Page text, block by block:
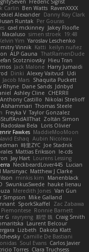
Frederic Sigrist
Carlin Ben Watts RavenXXXX
Alexander Danny Ray Clark
Runtak Per Gouras
cael mckinney Jakey Floofle
Macaluso simen stroek 19:48
Yim Yaroslav Leschenko
Vinnik Katti keilyn nuñez
ALP Gauna ThatRamenDude
Scotzniovsky Hieu Tran
Jack Malone Harry Jumaidi
Dinki Alexey Vaitvud
Udi
Jacob Mars Shaquita Puckett
Rhyne Dane Sands Jdnbyd
Ashley Cline CHERRII
Anthony Castillo Nikolai Strelioff
Thomas Steele
Freyka V Taylor Gonzalez
Zoltán Simon
Radosław Bela
Loris Olivier
Fawkes MaddieMooMoon
Eshaq Aubin Nicoleau
時里ZYC Joe Stadnik
Mattias Eriksson le-cds
Jay Hart Lourens Lessing
NeckbeardLover445 Lucian
Marsinyac Matthew J Clarke
minkis kim
Manenblack
SwunkusSwede hauke lienau
Meredith Jones Van Gun
Simpson Mike Galland
SporkSkaffel
Zac Zabawa
Ronnie Barnett
G rayryeng 鸝瑩 魏 Craig Smith
Laurent Belcour
Lizbeth Dakota Klatt
Camille De Bastiani
Soul Evans Carlos Javier
Torres Clara Truchsess